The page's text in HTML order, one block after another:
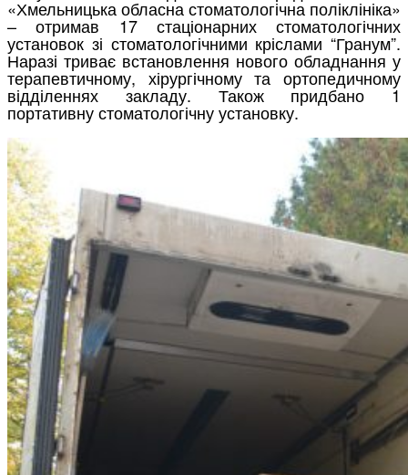
«Хмельницька обласна стоматологічна поліклініка»
– отримав 17 стаціонарних стоматологічних
установок зі стоматологічними кріслами “Гранум”.
Наразі триває встановлення нового обладнання у
терапевтичному, хірургічному та ортопедичному
відділеннях закладу. Також придбано 1
портативну стоматологічну установку.